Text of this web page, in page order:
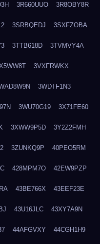
3R660UUO 3R8OBY8R
3SRBQEDJ 3SXFZOBA
3TTB618D 3TVMVY4A
3VXFRWKX
3WDTF1N3
3WU70G19 3X71FE60
3XWW9P5D 3Y2Z2FMH
3ZUNKQ9P 40PEO5RM
428MPM7O 42EW9PZP
43BE766X 43EEF23E
43U16JLC 43XY7A9N
44AFGVXY 44CGH1H9